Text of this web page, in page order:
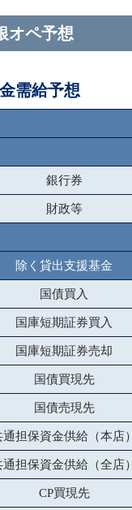
オペ予想
需給予想
銀行券
財政等
除く貸出支援基金
国債買入
国庫短期証券買入
国庫短期証券売却
国債買現先
国債売現先
通担保資金供給（本店）
通担保資金供給（全店）
CP買現先